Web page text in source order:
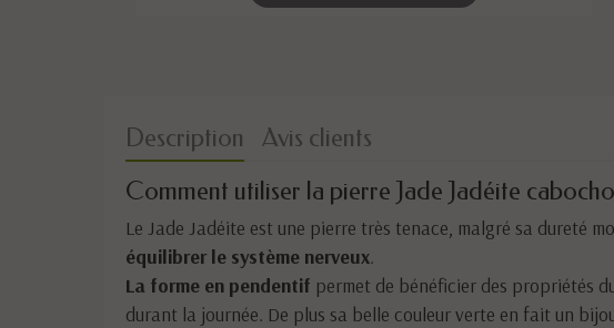
Description
Avis clients
Comment utiliser la pierre Jade Jadéite
Le Jade Jadéite est une pierre très tenace, malgré sa dureté
équilibrer le système nerveux.
La forme en pendentif permet de bénéficier des propriétés
durant la journée. De plus sa belle couleur verte en fait un